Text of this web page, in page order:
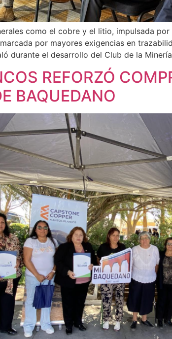
como el cobre y el litio, impulsada
por mayores exigencias en
durante el desarrollo del Club de la
REFORZÓ
BAQUEDANO